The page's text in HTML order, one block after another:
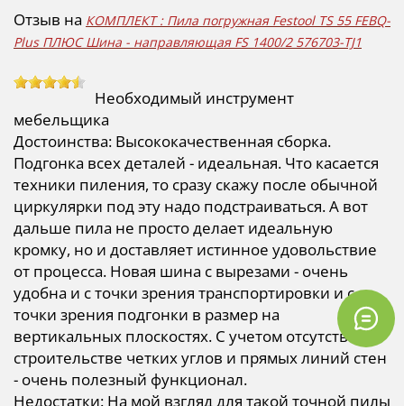
Отзыв на КОМПЛЕКТ : Пила погружная Festool TS 55 FEBQ-
Plus ПЛЮС Шина - направляющая FS 1400/2 576703-TJ1
Необходимый инструмент
мебельщика
Достоинства: Высококачественная сборка.
Подгонка всех деталей - идеальная. Что касается
техники пиления, то сразу скажу после обычной
циркулярки под эту надо подстраиваться. А вот
дальше пила не просто делает идеальную
кромку, но и доставляет истинное удовольствие
от процесса. Новая шина с вырезами - очень
удобна и с точки зрения транспортировки и с
точки зрения подгонки в размер на
вертикальных плоскостях. С учетом отсутствия в
строительстве четких углов и прямых линий стен
- очень полезный функционал.
Недостатки: На мой взгляд для такой точной пилы